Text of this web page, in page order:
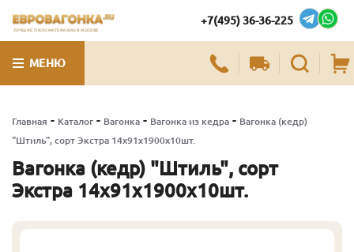
ЛУЧШИЕ ПИЛОМАТЕРИАЛЫ В МОСКВЕ
+7(495) 36-36-225
МЕНЮ
Главная - Каталог - Вагонка - Вагонка из кедра - Вагонка (кедр)
"Штиль", сорт Экстра 14х91х1900х10шт.
Вагонка (кедр) "Штиль", сорт
Экстра 14х91х1900х10шт.